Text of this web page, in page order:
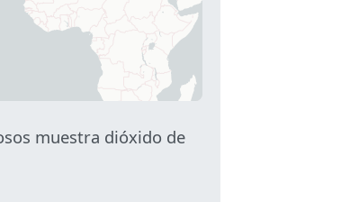
muestra dióxido de